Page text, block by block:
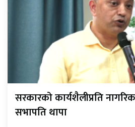
सरकारको कार्यशैलीप्रति
सभापति थापा